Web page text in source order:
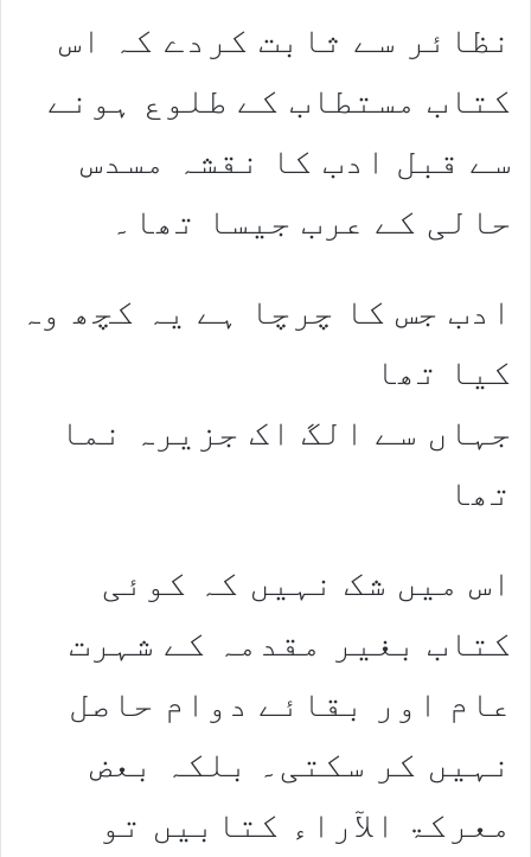
نظائر سے ثابت کردے کہ اس
کتاب مستطاب کے طلوع ہونے
سے قبل ادب کا نقشہ مسدس
حالی کے عرب جیسا تھا۔
ادب جس کا چرچا ہے یہ کچھ وہ
کیا تھا
جہاں سے الگ اک جزیرہ نما
تھا
اس میں شک نہیں کہ کوئی
کتاب بغیر مقدمہ کے شہرت
عام اور بقائے دوام حاصل
نہیں کر سکتی۔ بلکہ بعض
معرکۃ الآراء کتابیں تو